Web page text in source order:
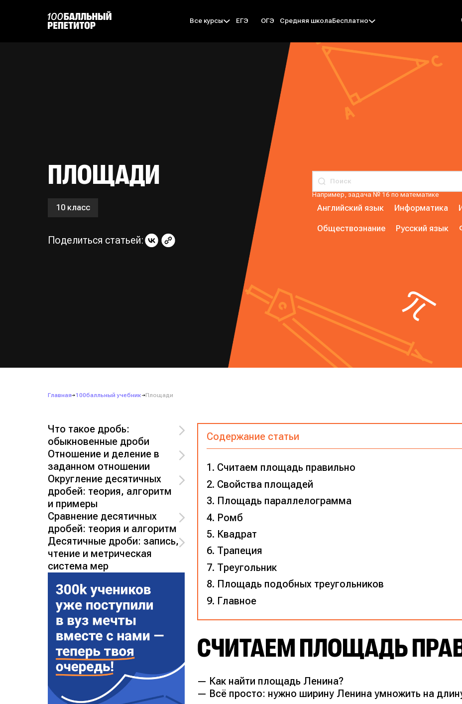
Все курсы ЕГЭ ОГЭ Средняя школаБесплатно
ПЛОЩАДИ
10 класс
Поделиться статьей:
Например, задача № 16 по математике
Английский язык Информатика
Обществознание Русский язык
Главная 100балльный учебник Площади
Что такое дробь:
обыкновенные дроби
Отношение и деление в
заданном отношении
Округление десятичных
дробей: теория, алгоритм
и примеры
Сравнение десятичных
дробей: теория и алгоритм
Десятичные дроби: запись,
чтение и метрическая
система мер
Содержание статьи
Считаем площадь правильно
Свойства площадей
Площадь параллелограмма
Ромб
Квадрат
Трапеция
Треугольник
Площадь подобных треугольников
Главное
СЧИТАЕМ ПЛОЩАДЬ
— Как найти площадь Ленина?
— Всё просто: нужно ширину Ленина умножить на